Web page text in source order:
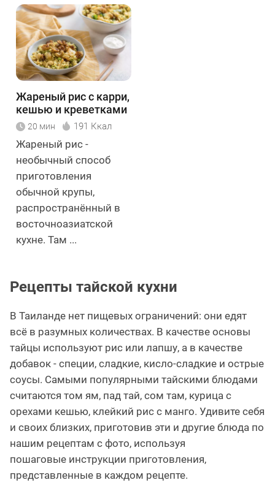
Жареный рис с карри,
кешью и креветками
20 мин 191 Ккал
Жареный рис -
необычный способ
приготовления
обычной крупы,
распространённый в
восточноазиатской
кухне. Там ...
Рецепты тайской кухни
В Таиланде нет пищевых ограничений: они едят
всё в разумных количествах. В качестве основы
тайцы используют рис или лапшу, а в качестве
добавок - специи, сладкие, кисло-сладкие и острые
соусы. Самыми популярными тайскими блюдами
считаются том ям, пад тай, сом там, курица с
орехами кешью, клейкий рис с манго. Удивите себя
и своих близких, приготовив эти и другие блюда по
нашим рецептам с фото, используя
пошаговые инструкции приготовления,
представленные в каждом рецепте.